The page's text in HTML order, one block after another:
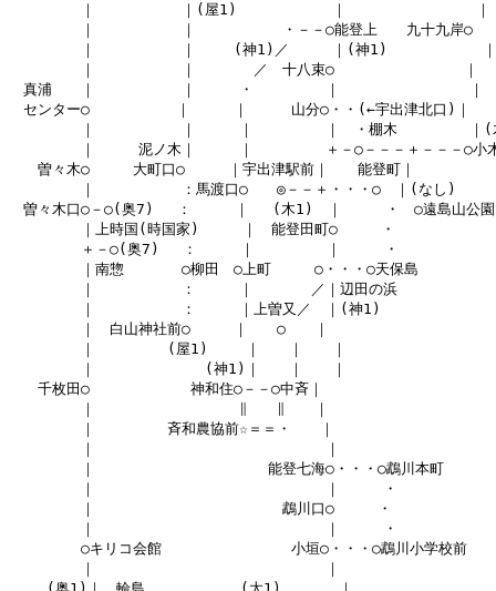
｜　　　　　　｜(屋1) 　　　　　　｜　　　　　　　　　｜
｜　　　　　　｜　　　　　　・－－○能登上　　九十九岸○
｜　　　　　　｜　　 (神1)／　　　｜(神1) 　　　　　　｜
｜　　　　　　｜　　　　／　十八束○　　　　　　　　　｜
真浦　　｜　　　　　　｜　　　・　　　　　｜　　　　　　　　　｜
センター○　　　　　　｜　　　｜　　　山分○・・(←宇出津北口)｜
｜　　　　　　｜　　　｜　　　　　｜　・棚木　　　　　｜
｜　　　泥ノ木｜　　　｜　　　　　＋－○－－－＋－－－○小
曽々木○　　　大町口○　　　｜宇出津駅前｜　　能登町｜
｜　　　　　　：馬渡口○　　◎－－＋・・・○　｜(なし)
曽々木口○－○(奥7) 　：　　　｜　 (木1)　｜　　　・　○遠島山公園
｜上時国(時国家)　　　｜　能登田町○　　　・
＋－○(奥7) 　：　　　｜　　　　　｜　　　・
｜南惣　　　　○柳田　○上町　　　○・・・○天保島
｜　　　　　　：　　　｜　　　　／｜辺田の浜
｜　　　　　　：　　　｜上曽又／　｜(神1)
｜　白山神社前○　　　｜　　○　　｜
｜　　　　　(屋1) 　　｜　　｜　　｜
｜　　　　　　　 (神1)｜　　｜　　｜
千枚田○　　　　　　　神和住○－－○中斉｜
｜　　　　　　　　　　∥　　∥　　｜
｜　　　　　斉和農協前☆＝＝・　　｜
｜　　　　　　　　　　　　　　　　｜
｜　　　　　　　　　　　　能登七海○・・・○鵡川本町
｜　　　　　　　　　　　　　　　　｜　　　・
｜　　　　　　　　　　　　　鵡川口○　　　・
｜　　　　　　　　　　　　　　　　｜　　　・
○キリコ会館　　　　　　　　　小垣○・・・○鵡川小学校前
｜　　　　　　　　　　　　　　　　｜